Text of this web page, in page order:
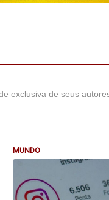
exclusiva de seus
MUNDO